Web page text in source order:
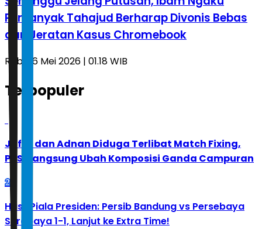
Perbanyak Tahajud Berharap Divonis Bebas
dari Jeratan Kasus Chromebook
Rabu, 6 Mei 2026 | 01.18 WIB
Terpopuler
Jafar dan Adnan Diduga Terlibat Match Fixing,
PBSI Langsung Ubah Komposisi Ganda Campuran
2
Hasil Piala Presiden: Persib Bandung vs Persebaya
Surabaya 1-1, Lanjut ke Extra Time!